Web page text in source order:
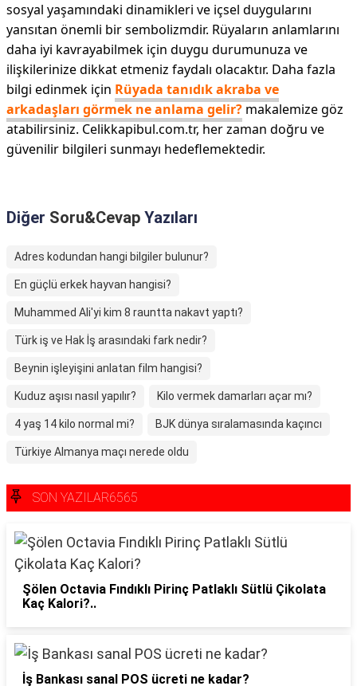
sosyal yaşamındaki dinamikleri ve içsel duygularını
yansıtan önemli bir sembolizmdir. Rüyaların anlamlarını
daha iyi kavrayabilmek için duygu durumunuza ve
ilişkilerinize dikkat etmeniz faydalı olacaktır. Daha fazla
bilgi edinmek için Rüyada tanıdık akraba ve
arkadaşları görmek ne anlama gelir? makalemize göz
atabilirsiniz. Celikkapibul.com.tr, her zaman doğru ve
güvenilir bilgileri sunmayı hedeflemektedir.
Diğer Soru&Cevap Yazıları
Adres kodundan hangi bilgiler bulunur?
En güçlü erkek hayvan hangisi?
Muhammed Ali'yi kim 8 rauntta nakavt yaptı?
Türk iş ve Hak İş arasındaki fark nedir?
Beynin işleyişini anlatan film hangisi?
Kuduz aşısı nasıl yapılır? Kilo vermek damarları açar mı?
4 yaş 14 kilo normal mi? BJK dünya sıralamasında kaçıncı
Türkiye Almanya maçı nerede oldu
SON YAZILAR6565
Şölen Octavia Fındıklı Pirinç Patlaklı Sütlü Çikolata
Kaç Kalori?..
İş Bankası sanal POS ücreti ne kadar?